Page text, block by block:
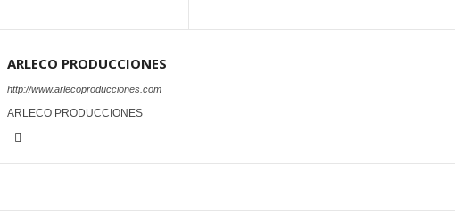
ARLECO PRODUCCIONES
http://www.arlecoproducciones.com
ARLECO PRODUCCIONES